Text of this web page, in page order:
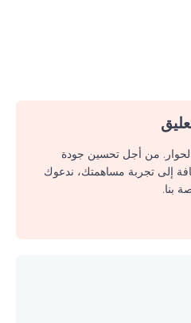
من أجل تحسين جودة
إلى تجربة مساهمتك، ندعوك
بنا.